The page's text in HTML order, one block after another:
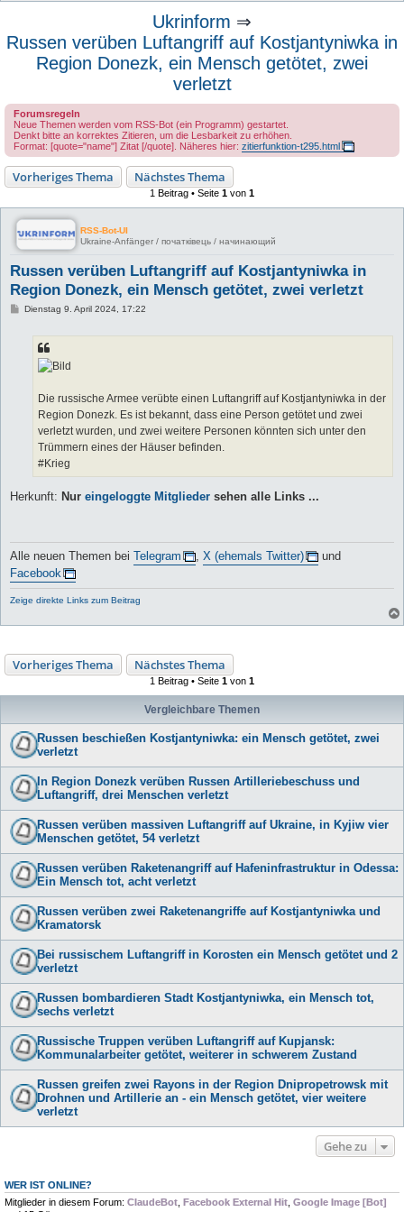
Ukrinform ⇒
Russen verüben Luftangriff auf Kostjantyniwka in
Region Donezk, ein Mensch getötet, zwei
verletzt
Forumsregeln
Neue Themen werden vom RSS-Bot (ein Programm) gestartet.
Denkt bitte an korrektes Zitieren, um die Lesbarkeit zu erhöhen.
Format: [quote="name"] Zitat [/quote]. Näheres hier: zitierfunktion-t295.html
Vorheriges Thema Nächstes Thema
1 Beitrag • Seite 1 von 1
RSS-Bot-UI
Ukraine-Anfänger / початківець / начинающий
Russen verüben Luftangriff auf Kostjantyniwka in
Region Donezk, ein Mensch getötet, zwei verletzt
BDienstag 9. April 2024, 17:22
Die russische Armee verübte einen Luftangriff auf Kostjantyniwka in der
Region Donezk. Es ist bekannt, dass eine Person getötet und zwei
verletzt wurden, und zwei weitere Personen könnten sich unter den
Trümmern eines der Häuser befinden.
#Krieg
Herkunft: Nur eingeloggte Mitglieder sehen alle Links ...
Alle neuen Themen bei Telegram X (ehemals Twitter)
und
Facebook
Zeige direkte Links zum Beitrag
Vorheriges Thema Nächstes Thema
1 Beitrag • Seite 1 von 1
Vergleichbare Themen
Russen beschießen Kostjantyniwka: ein Mensch getötet, zwei
verletzt
In Region Donezk verüben Russen Artilleriebeschuss und
Luftangriff, drei Menschen verletzt
Russen verüben massiven Luftangriff auf Ukraine, in Kyjiw vier
Menschen getötet, 54 verletzt
Russen verüben Raketenangriff auf Hafeninfrastruktur in Odessa:
Ein Mensch tot, acht verletzt
Russen verüben zwei Raketenangriffe auf Kostjantyniwka und
Kramatorsk
Bei russischem Luftangriff in Korosten ein Mensch getötet und 2
verletzt
Russen bombardieren Stadt Kostjantyniwka, ein Mensch tot,
sechs verletzt
Russische Truppen verüben Luftangriff auf Kupjansk:
Kommunalarbeiter getötet, weiterer in schwerem Zustand
Russen greifen zwei Rayons in der Region Dnipropetrowsk mit
Drohnen und Artillerie an - ein Mensch getötet, vier weitere
verletzt
Gehe zu
WER IST ONLINE?
Mitglieder in diesem Forum: ClaudeBot Facebook External Hit Google Image [Bot]